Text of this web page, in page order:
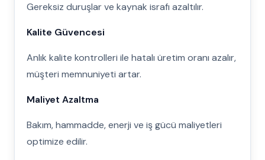
Gereksiz duruşlar ve kaynak israfı azaltılır.
Kalite Güvencesi
Anlık kalite kontrolleri ile hatalı üretim oranı azalır,
müşteri memnuniyeti artar.
Maliyet Azaltma
Bakım, hammadde, enerji ve iş gücü maliyetleri
optimize edilir.